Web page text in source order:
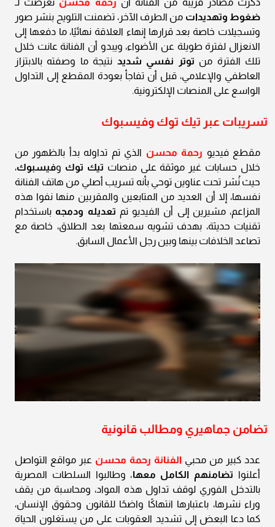
ذكرت مصادر قريبة من الفنانة أن رحمة محسن تعرضت لـ
ضغوط وتهديدات من الطرف الآخر، تضمنت التلويح بنشر صور
وتسجيلات خاصة بعد قرارها إنهاء العلاقة نهائيًا، ما دفعها إلى
الانعزال لفترة طويلة عن الأضواء، ويبدو أن الفنانة عانت خلال
تلك الفترة من توتر نفسي شديد نتيجة ما وصفته بالابتزاز
العاطفي والإعلامي، قبل أن تفاجأ بعودة المقطع إلى التداول
الواسع على المنصات الإلكترونية.
تسريبات عبر تيك توك وفيسبوك
مقطع فيديو رحمة محسن الذي تم تداوله بدأ بالظهور من
خلال حسابات غير موثقة على منصات تيك توك وفيسبوك،
حيث نُشر تحت عناوين توحي بأنه تسريب أصلي من هاتف الفنانة
نفسها، إلا أن العديد من المتابعين والمقربين منها نفوا هذه
المزاعم، مشيرين إلى أن الفيديو تم تعديله ودمجهباستخدام
تقنيات حديثة، بهدف تشويه سمعتها بعد الطلاق، خاصة مع
تصاعد الخلافات بينها وبين رجل الأعمال السابق.
تضامن جماهيري ومطالب قانونية
عدد كبير من محبي الفنانة رحمة محسن عبر مواقع التواصل
أعلنوا تضامنهم الكامل معها، وطالبوا السلطات المصرية
بالتدخل الفوري لوقف تداول هذه المواد، ومحاسبة من يقف
وراء نشرها، باعتبارها انتهاكًا واضحًا للقانون وحقوق الإنسان،
كما دعا البعض إلى تشديد العقوبات على من يستغلون الحياة